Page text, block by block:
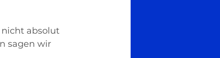
absolut
sagen wir